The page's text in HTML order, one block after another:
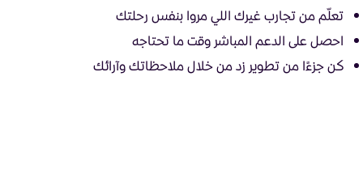
تعلّم من تجارب غيرك اللي مروا بنفس رحلتك
احصل على الدعم المباشر وقت ما تحتاجه
كن جزءًا من تطوير زد من خلال ملاحظاتك وآرائك